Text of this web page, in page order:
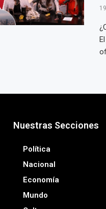
Nuestras Secciones
Política
Nacional
Economía
Mundo